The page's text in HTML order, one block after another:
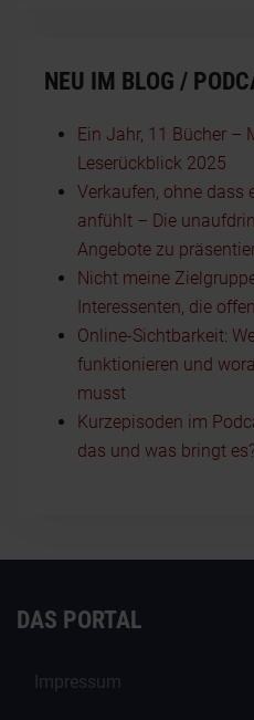
NEU IM BLOG /
Ein Jahr, 11 Bücher –
Leserückblick 2025
Verkaufen, ohne dass
anfühlt – Die
Angebote zu
Nicht meine
Interessenten, die
Online-Sichtbarkeit:
funktionieren und
musst
Kurzepisoden im
das und was bringt
DAS PORTAL
Impressum